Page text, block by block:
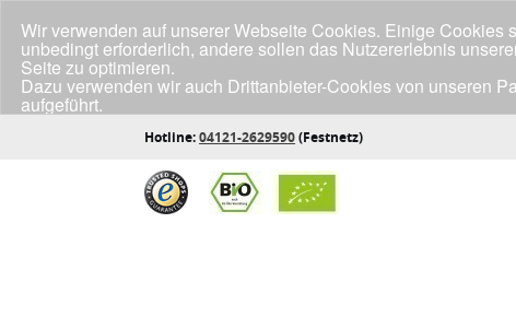
Hotline:04121-2629590(Festnetz)
Wir verwenden auf unserer Webseite Cookies. Einige
unbedingt erforderlich, andere sollen das Nutzererlebnis
Seite zu optimieren.
Dazu verwenden wir auch Drittanbieter-Cookies von unseren
aufgeführt.
Klicke unten auf "Annehmen", wenn du mit der Verwendung